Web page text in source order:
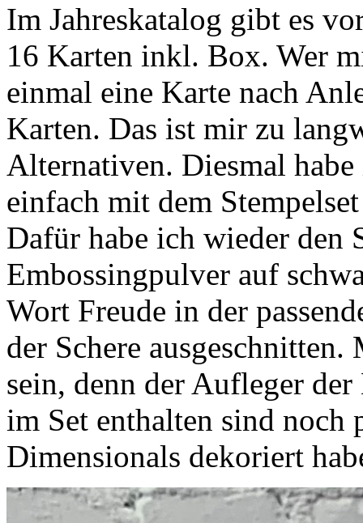
Im Jahreskatalog gibt es
16 Karten inkl. Box. Wer
einmal eine Karte nach
Karten. Das ist mir zu
Alternativen. Diesmal
einfach mit dem
Dafür habe ich wieder den
Embossingpulver auf
Wort Freude in der
der Schere
sein, denn der Aufleger
im Set enthalten sind noch
Dimensionals dekoriert